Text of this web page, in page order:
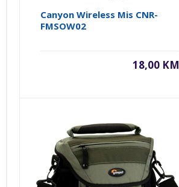
Canyon Wireless Mis CNR-
FMSOW02
18,00 KM